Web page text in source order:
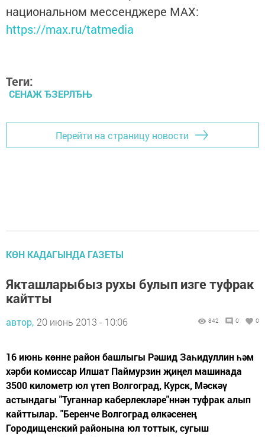
национальном мессенджере MАХ:
https://max.ru/tatmedia
Теги:
СЕНАЖ ЂЗЕРЛЂЊ
Перейти на страницу новости
КӨН КАДАГЫНДА ГАЗЕТЫ
Якташларыбыз рухы булып изге туфрак
кайтты
автор, 20 июнь 2013 - 10:06 842 0 0
16 июнь көнне район башлыгы Рәшид Заһидуллин һәм
хәрби комиссар Илшат Паймурзин җиңел машинада
3500 километр юл үтеп Волгоград, Курск, Мәскәү
астындагы "Туганнар каберлекләре"ннән туфрак алып
кайттылар. "Беренче Волгоград өлкәсенең
Городищенский районына юл тоттык, сугыш